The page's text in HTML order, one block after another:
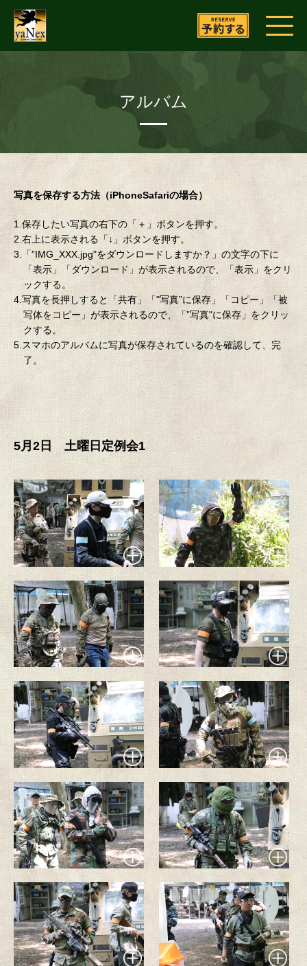
アルバム
写真を保存する方法（iPhoneSafariの場合）
1.保存したい写真の右下の「＋」ボタンを押す。
2.右上に表示される「↓」ボタンを押す。
3.「”IMG_XXX.jpg"をダウンロードしますか？」の文字の下に
「表示」「ダウンロード」が表示されるので、「表示」をクリ
ックする。
4.写真を長押しすると「共有」「"写真”に保存」「コピー」「被
写体をコピー」が表示されるので、「”写真"に保存」をクリッ
クする。
5.スマホのアルバムに写真が保存されているのを確認して、完
了。
5月2日 土曜日定例会1